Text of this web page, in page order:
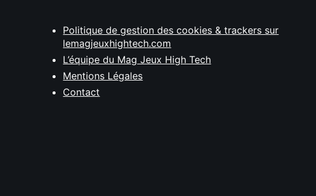
Politique de gestion des cookies & trackers sur
lemagjeuxhightech.com
L’équipe du Mag Jeux High Tech
Mentions Légales
Contact